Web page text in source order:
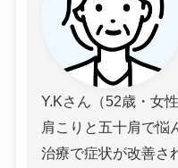
Y.Kさん（52歳・女性
肩こりと五十肩で悩
治療で症状が改善さ